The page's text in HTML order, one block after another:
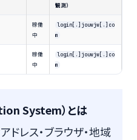
観測）
稼働
中
login[.]jouwjw[.]co
m
稼働
中
login[.]jouwjw[.]co
m
System）とは
ドレス・ブラウザ・地域